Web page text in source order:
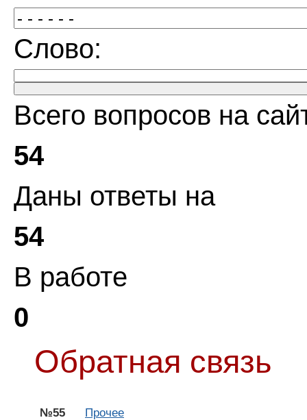
Слово:
Всего вопросов на
54
Даны ответы на
54
В работе
0
Обратная связь
№55 Прочее